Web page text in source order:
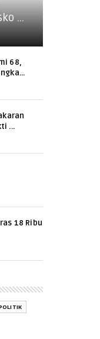
...
68,
...
18 Ribu